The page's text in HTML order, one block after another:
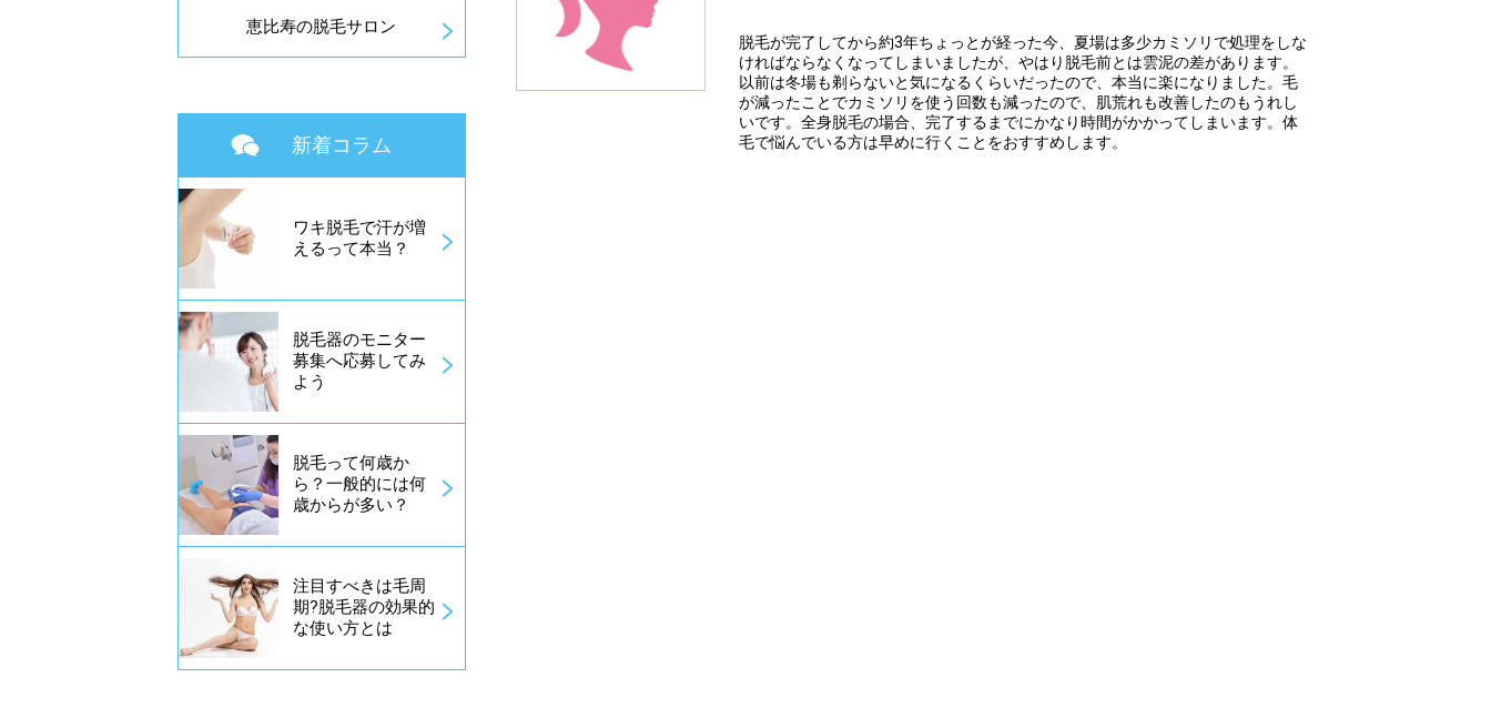
脱毛が完了してから約3年ちょっとが経った今、夏場は多少カミソリで処理をしな
ければならなくなってしまいましたが、やはり脱毛前とは雲泥の差があります。
以前は冬場も剃らないと気になるくらいだったので、本当に楽になりました。毛
が減ったことでカミソリを使う回数も減ったので、肌荒れも改善したのもうれし
いです。全身脱毛の場合、完了するまでにかなり時間がかかってしまいます。体
毛で悩んでいる方は早めに行くことをおすすめします。
恵比寿の脱毛サロン
新着コラム
ワキ脱毛で汗が増
えるって本当？
脱毛器のモニター
募集へ応募してみ
よう
脱毛って何歳か
ら？一般的には何
歳からが多い？
注目すべきは毛周
期?脱毛器の効果的
な使い方とは